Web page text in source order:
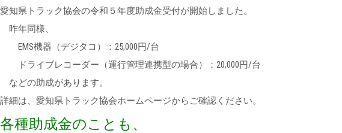
愛知県トラック協会の令和５年度助成金受付が開始しました。
昨年同様、
EMS機器（デジタコ）：25,000円/台
ドライブレコーダー（運行管理連携型の場合）：20,000円/台
などの助成があります。
詳細は、愛知県トラック協会ホームページからご確認ください。
各種助成金のことも、